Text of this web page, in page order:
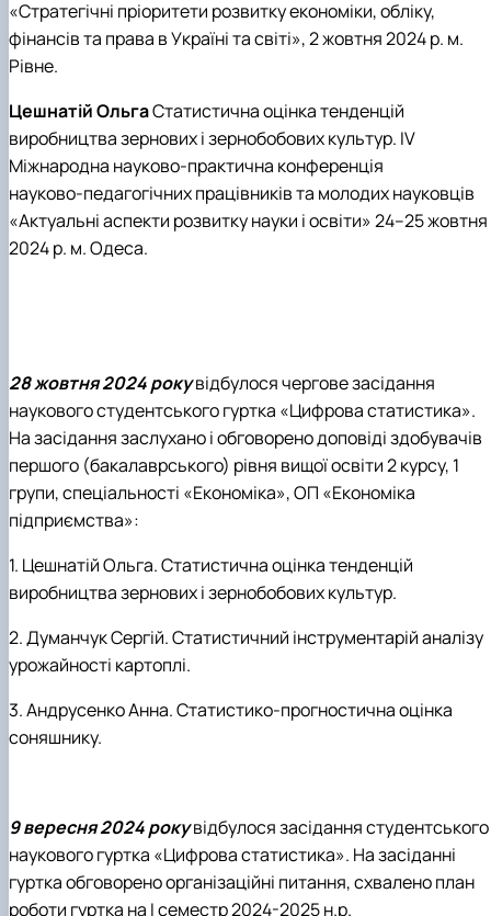
«Стратегічні пріоритети розвитку економіки, обліку,
фінансів та права в Україні та світі», 2 жовтня 2024 р. м.
Рівне.
Цешнатій ОльгаСтатистична оцінка тенденцій
виробництва зернових і зернобобових культур. ІV
Міжнародна науково-практична конференція
науково-педагогічних працівників та молодих науковців
«Актуальні аспекти розвитку науки і освіти» 24–25 жовтня
2024 р. м.Одеса.
28 жовтня 2024 рокувідбулося чергове засідання
наукового студентського гуртка «Цифрова статистика».
На засідання заслухано і обговорено доповіді здобувачів
першого (бакалаврського) рівня вищої освіти 2 курсу, 1
групи, спеціальності «Економіка», ОП «Економіка
підприємства»:
1. Цешнатій Ольга. Статистична оцінка тенденцій
виробництва зернових і зернобобових культур.
2. Думанчук Сергій. Статистичний інструментарій аналізу
урожайності картоплі.
3. Андрусенко Анна. Статистико-прогностична оцінка
соняшнику.
9 вересня 2024 рокувідбулося засідання студентського
наукового гуртка «Цифрова статистика». На засіданні
гуртка обговореноорганізаційні питання,схвалено план
роботи гуртка на І семестр 2024-2025 н.р.